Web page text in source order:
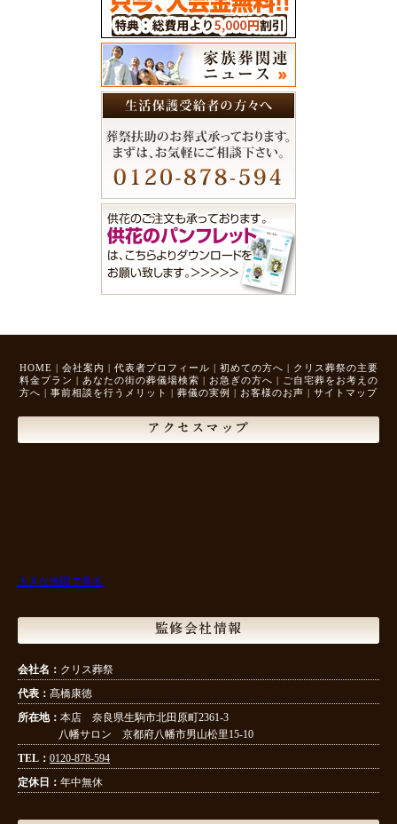
HOME | 会社案内 | 代表者プロフィール | 初めての方へ | クリス葬祭の主要
料金プラン | あなたの街の葬儀場検索 | お急ぎの方へ | ご自宅葬をお考えの
方へ | 事前相談を行うメリット | 葬儀の実例 | お客様のお声 | サイトマップ
アクセスマップ
大きな地図で見る
監修会社情報
会社名： クリス葬祭
代表： 髙橋康徳
所在地： 本店 奈良県生駒市北田原町2361-3
八幡サロン 京都府八幡市男山松里15-10
TEL： 0120-878-594
定休日： 年中無休